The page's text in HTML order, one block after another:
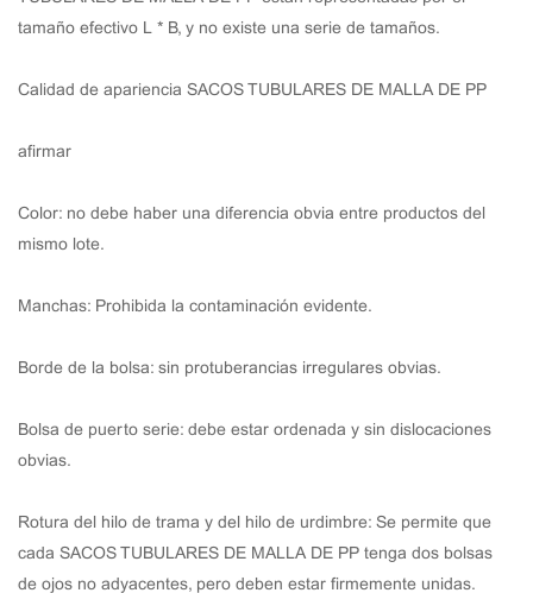
tamaño efectivo L * B, y no existe una serie de tamaños.
Calidad de apariencia SACOS TUBULARES DE MALLA DE PP
afirmar
Color: no debe haber una diferencia obvia entre productos del
mismo lote.
Manchas: Prohibida la contaminación evidente.
Borde de la bolsa: sin protuberancias irregulares obvias.
Bolsa de puerto serie: debe estar ordenada y sin dislocaciones
obvias.
Rotura del hilo de trama y del hilo de urdimbre: Se permite que
cada SACOS TUBULARES DE MALLA DE PP tenga dos bolsas
de ojos no adyacentes, pero deben estar firmemente unidas.